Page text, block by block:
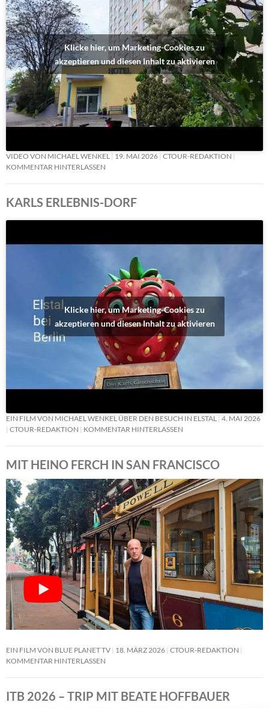
Klicke hier, um Marketing-Cookies zu
akzeptieren und diesen Inhalt zu aktivieren
VIDEO VON MICHAEL WENKEL 19. MAI 2026 CTOUR-REDAKTION
KOMMENTAR HINTERLASSEN
KARLS ERLEBNIS-DORF
Klicke hier, um Marketing-Cookies zu
akzeptieren und diesen Inhalt zu aktivieren
EIN FILM VON MICHAEL WENKEL ÜBER DEN BESUCH IN ELSTAL
4. MAI 2026
CTOUR-REDAKTION
KOMMENTAR HINTERLASSEN
MIT HEINO FERCH IN SAN FRANCISCO
EIN FILM VON BLUE PLANET TV 18. MÄRZ 2026 CTOUR-REDAKTION
KOMMENTAR HINTERLASSEN
ITB 2026 – TRIP MIT BEATE HOFFBAUER